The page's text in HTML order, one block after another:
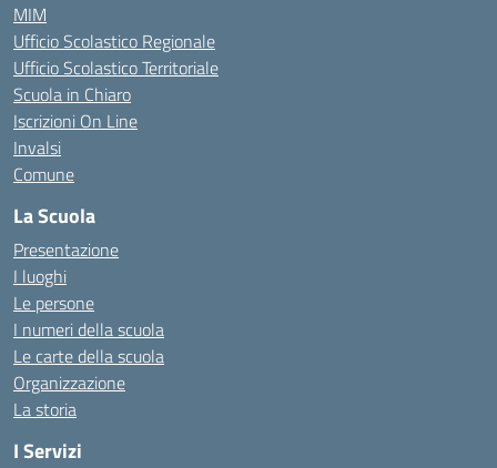
MIM
Ufficio Scolastico Regionale
Ufficio Scolastico Territoriale
Scuola in Chiaro
Iscrizioni On Line
Invalsi
Comune
La Scuola
Presentazione
I luoghi
Le persone
I numeri della scuola
Le carte della scuola
Organizzazione
La storia
I Servizi